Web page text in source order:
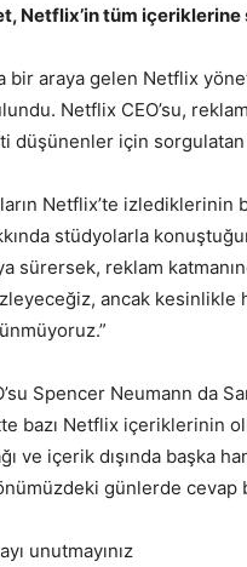
Netflix’in tüm
bir araya gelen Netflix
Netflix CEO’su,
düşünenler için sorgulatan
Netflix’te
stüdyolarla
sürersek, reklam
ancak kesinlikle
Spencer Neumann da
bazı Netflix içeriklerinin
ve içerik dışında başka
günlerde cevap
unutmayınız